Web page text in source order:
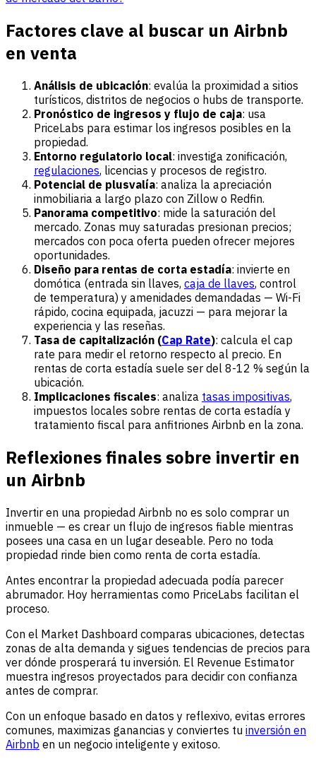
Factores clave al buscar un Airbnb
en venta
Análisis de ubicación: evalúa la proximidad a sitios
turísticos, distritos de negocios o hubs de transporte.
Pronóstico de ingresos y flujo de caja: usa
PriceLabs para estimar los ingresos posibles en la
propiedad.
Entorno regulatorio local: investiga zonificación,
regulaciones, licencias y procesos de registro.
Potencial de plusvalía: analiza la apreciación
inmobiliaria a largo plazo con Zillow o Redfin.
Panorama competitivo: mide la saturación del
mercado. Zonas muy saturadas presionan precios;
mercados con poca oferta pueden ofrecer mejores
oportunidades.
Diseño para rentas de corta estadía: invierte en
domótica (entrada sin llaves, caja de llaves, control
de temperatura) y amenidades demandadas — Wi-Fi
rápido, cocina equipada, jacuzzi — para mejorar la
experiencia y las reseñas.
Tasa de capitalización (Cap Rate): calcula el cap
rate para medir el retorno respecto al precio. En
rentas de corta estadía suele ser del 8-12 % según la
ubicación.
Implicaciones fiscales: analiza tasas impositivas,
impuestos locales sobre rentas de corta estadía y
tratamiento fiscal para anfitriones Airbnb en la zona.
Reflexiones finales sobre invertir en
un Airbnb
Invertir en una propiedad Airbnb no es solo comprar un
inmueble — es crear un flujo de ingresos fiable mientras
posees una casa en un lugar deseable. Pero no toda
propiedad rinde bien como renta de corta estadía.
Antes encontrar la propiedad adecuada podía parecer
abrumador. Hoy herramientas como PriceLabs facilitan el
proceso.
Con el Market Dashboard comparas ubicaciones, detectas
zonas de alta demanda y sigues tendencias de precios para
ver dónde prosperará tu inversión. El Revenue Estimator
muestra ingresos proyectados para decidir con confianza
antes de comprar.
Con un enfoque basado en datos y reflexivo, evitas errores
comunes, maximizas ganancias y conviertes tu inversión en
Airbnb en un negocio inteligente y exitoso.